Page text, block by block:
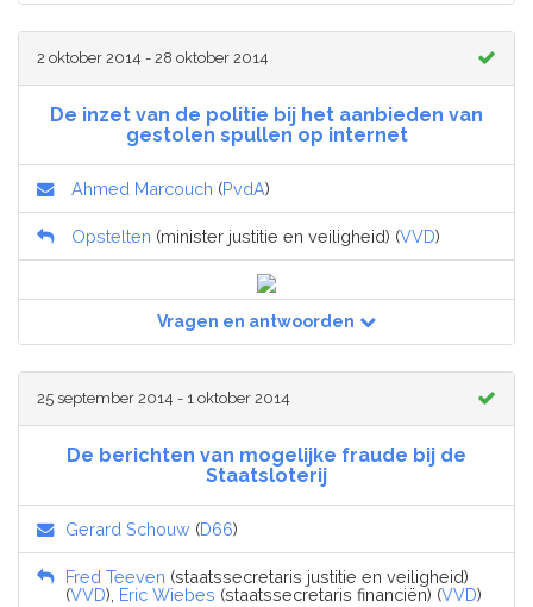
2 oktober 2014 - 28 oktober 2014
De inzet van de politie bij het aanbieden van
gestolen spullen op internet
Ahmed Marcouch (PvdA)
Opstelten (minister justitie en veiligheid) (VVD)
Vragen en antwoorden
25 september 2014 - 1 oktober 2014
De berichten van mogelijke fraude bij de
Staatsloterij
Gerard Schouw (D66)
Fred Teeven (staatssecretaris justitie en veiligheid)
(VVD), Eric Wiebes (staatssecretaris financiën) (VVD)